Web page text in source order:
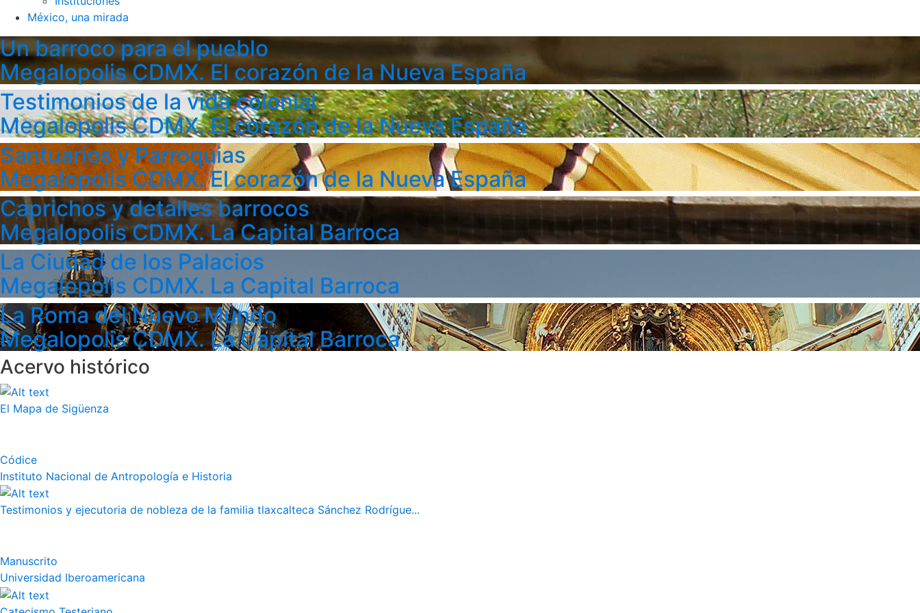
México, una mirada
Un barroco para el pueblo
Megalopolis CDMX. El corazón de la Nueva España
Testimonios de la vida colonial
Megalopolis CDMX. El corazón de la Nueva España
Santuarios y Parroquias
Megalopolis CDMX. El corazón de la Nueva España
Caprichos y detalles barrocos
Megalopolis CDMX. La Capital Barroca
La Ciudad de los Palacios
Megalopolis CDMX. La Capital Barroca
La Roma del Nuevo Mundo
Megalopolis CDMX. La Capital Barroca
Acervo histórico
El Mapa de Sigüenza
Códice
Instituto Nacional de Antropología e Historia
Testimonios y ejecutoria de nobleza de la familia tlaxcalteca Sánchez Rodrígue...
Manuscrito
Universidad Iberoamericana